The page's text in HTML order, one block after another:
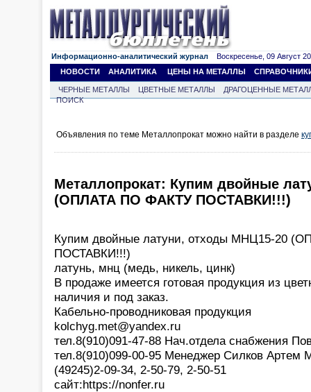
Информационно-аналитический журнал Воскресенье, 09 Август
НОВОСТИ
АНАЛИТИКА ЦЕНЫ НА МЕТАЛЛЫ
ЧЕРНЫЕ МЕТАЛЛЫ ЦВЕТНЫЕ МЕТАЛЛЫ
ДРАГОЦЕННЫЕ
ПОИСК
Объявления по теме Металлопрокат можно найти в разделе
Металлопрокат: Купим двойные
(ОПЛАТА ПО ФАКТУ ПОСТАВКИ!!!)
Купим двойные латуни, отходы МНЦ15-20
ПОСТАВКИ!!!)
латунь, мнц (медь, никель, цинк)
В продаже имеется готовая продукция из
наличия и под заказ.
Кабельно-проводниковая продукция
kolchyg.met@yandex.ru
тел.8(910)091-47-88 Нач.отдела снабжения
тел.8(910)099-00-95 Менеджер Силков Артем
(49245)2-09-34, 2-50-79, 2-50-51
сайт:https://nonfer.ru